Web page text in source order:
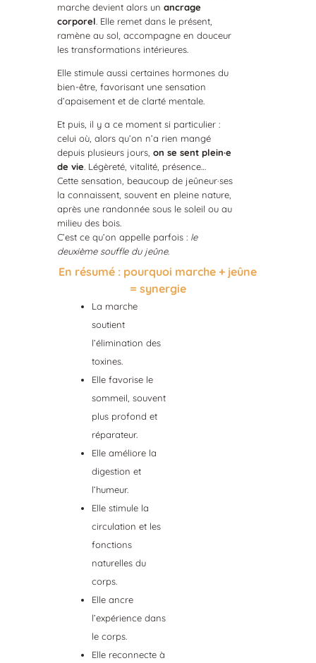
marche devient alors un ancrage
corporel. Elle remet dans le présent,
ramène au sol, accompagne en douceur
les transformations intérieures.
Elle stimule aussi certaines hormones du
bien-être, favorisant une sensation
d’apaisement et de clarté mentale.
Et puis, il y a ce moment si particulier :
celui où, alors qu’on n’a rien mangé
depuis plusieurs jours, on se sent plein·e
de vie. Légèreté, vitalité, présence…
Cette sensation, beaucoup de jeûneur·ses
la connaissent, souvent en pleine nature,
après une randonnée sous le soleil ou au
milieu des bois.
C’est ce qu’on appelle parfois : le
deuxième souffle du jeûne.
En résumé : pourquoi marche + jeûne
= synergie
La marche
soutient
l’élimination des
toxines.
Elle favorise le
sommeil, souvent
plus profond et
réparateur.
Elle améliore la
digestion et
l’humeur.
Elle stimule la
circulation et les
fonctions
naturelles du
corps.
Elle ancre
l’expérience dans
le corps.
Elle reconnecte à